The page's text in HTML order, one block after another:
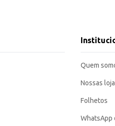
comerciais que
em um único produto, sendo uma
Quem
Nossas
Folhetos
WhatsApp